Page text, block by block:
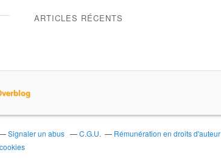
ARTICLES RÉCENTS
Signaler un abus C.G.U. Rémunération en droits d'auteur